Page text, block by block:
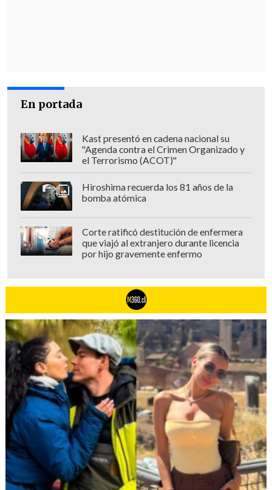
En portada
Kast presentó en cadena nacional su
"Agenda contra el Crimen Organizado y
el Terrorismo (ACOT)"
Hiroshima recuerda los 81 años de la
bomba atómica
Corte ratificó destitución de enfermera
que viajó al extranjero durante licencia
por hijo gravemente enfermo